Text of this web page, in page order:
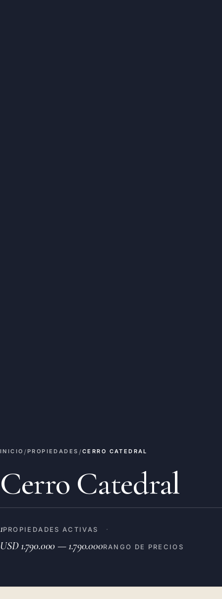
INICIO /PROPIEDADES /CERRO CATEDRAL
Cerro Catedral
1PROPIEDADES ACTIVAS ·
USD 1.790.000 — 1.790.000RANGO DE PRECIOS